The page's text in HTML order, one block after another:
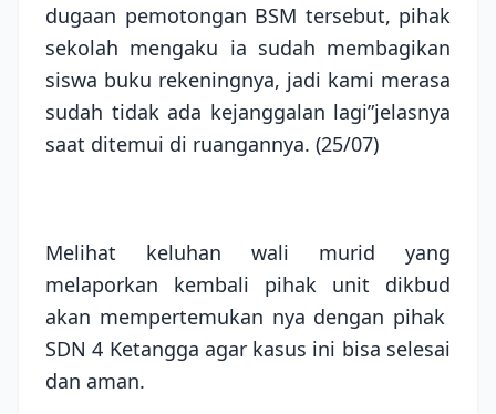
dugaan pemotongan BSM tersebut, pihak
sekolah mengaku ia sudah membagikan
siswa buku rekeningnya, jadi kami merasa
sudah tidak ada kejanggalan lagi”jelasnya
saat ditemui di ruangannya. (25/07)
Melihat keluhan wali murid yang
melaporkan kembali pihak unit dikbud
akan mempertemukan nya dengan pihak
SDN 4 Ketangga agar kasus ini bisa selesai
dan aman.